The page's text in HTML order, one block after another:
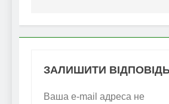
ЗАЛИШИТИ
Ваша e-mail адреса не